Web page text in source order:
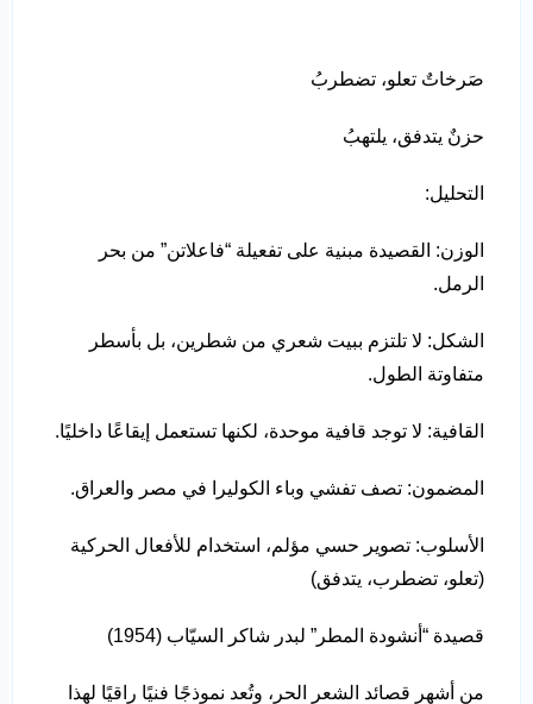
صَرخاتٌ تعلو، تضطربُ
حزنٌ يتدفق، يلتهبُ
التحليل:
الوزن: القصيدة مبنية على تفعيلة “فاعلاتن” من بحر
الرمل.
الشكل: لا تلتزم ببيت شعري من شطرين، بل بأسطر
متفاوتة الطول.
القافية: لا توجد قافية موحدة، لكنها تستعمل إيقاعًا داخليًا.
المضمون: تصف تفشي وباء الكوليرا في مصر والعراق.
الأسلوب: تصوير حسي مؤلم، استخدام للأفعال الحركية
(تعلو، تضطرب، يتدفق)
قصيدة “أنشودة المطر” لبدر شاكر السيّاب (1954)
من أشهر قصائد الشعر الحر، وتُعد نموذجًا فنيًا راقيًا لهذا